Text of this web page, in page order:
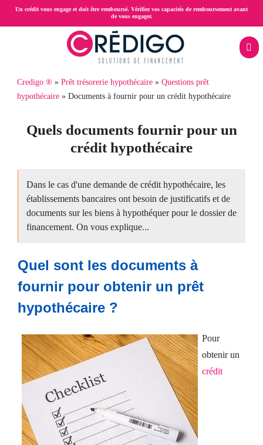
Aller
Un crédit vous engage et doit être remboursé. Vérifiez vos capacités de remboursement avant
de vous engager.
Fil
d'Ariane
Credigo ® Prêt trésorerie hypothécaire
Questions prêt
hypothécaire
Documents à fournir pour un crédit hypothécaire
Quels documents fournir pour un
crédit hypothécaire
Dans le cas d'une demande de crédit hypothécaire, les
établissements bancaires ont besoin de justificatifs et de
documents sur les biens à hypothéquer pour le dossier de
financement. On vous explique...
Quel sont les documents à
fournir pour obtenir un prêt
hypothécaire ?
Pour
obtenir un
crédit
Menu
mobileRachat
crédits
trésorerie
hypothécaire
propriétaire
Crédit
consommation
Prêt
immobilier
Espace
client